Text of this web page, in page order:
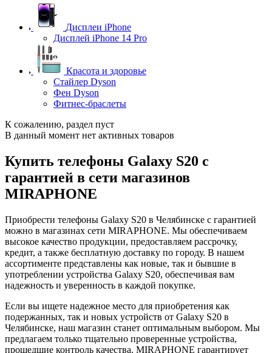
Дисплеи iPhone
Дисплей iPhone 14 Pro
Красота и здоровье
Стайлер Dyson
Фен Dyson
Фитнес-браслеты
К сожалению, раздел пуст
В данный момент нет активных товаров
Купить телефоны Galaxy S20 с
гарантией в сети магазинов
MIRAPHONE
Приобрести телефоны Galaxy S20 в Челябинске с гарантией
можно в магазинах сети MIRAPHONE. Мы обеспечиваем
высокое качество продукции, предоставляем рассрочку,
кредит, а также бесплатную доставку по городу. В нашем
ассортименте представлены как новые, так и бывшие в
употреблении устройства Galaxy S20, обеспечивая вам
надежность и уверенность в каждой покупке.
Если вы ищете надежное место для приобретения как
подержанных, так и новых устройств от Galaxy S20 в
Челябинске, наш магазин станет оптимальным выбором. Мы
предлагаем только тщательно проверенные устройства,
прошедшие контроль качества. MIRAPHONE гарантирует